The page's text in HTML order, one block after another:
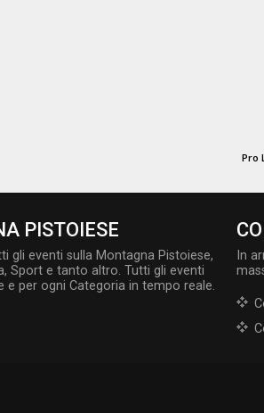
Pro
PISTOIESE
gli eventi sulla Montagna Pistoiese,
Sport e tanto altro. Tutti gli eventi
e per ogni Categoria in tempo reale.
In